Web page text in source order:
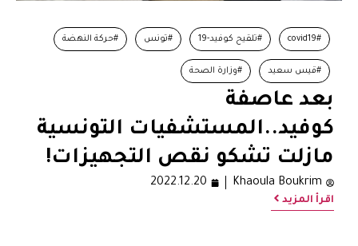
#covid19 #تلقيح كوفيد-19 #تونس #حركة النهضة
#قيس سعيد #وزارة الصحة
بعد عاصفة
كوفيد..المستشفيات التونسية
مازلت تشكو نقص التجهيزات!
Khaoula Boukrim
2022.12.20
اقرأ المزيد